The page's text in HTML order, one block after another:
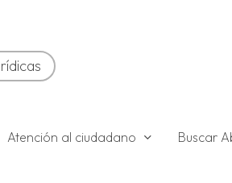
Atención al ciudadano Buscar